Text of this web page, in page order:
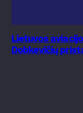
Lietuvos
Dobkevičių